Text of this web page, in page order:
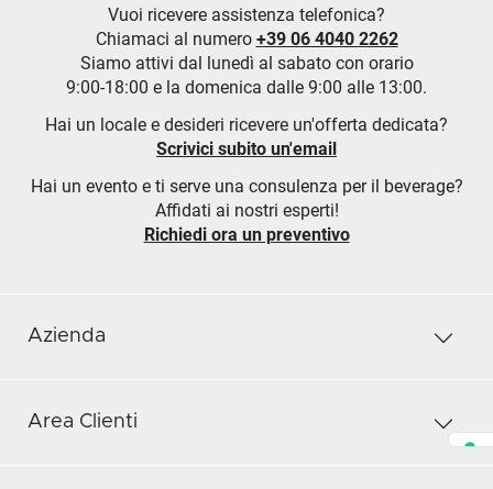
Vuoi ricevere assistenza telefonica?
Chiamaci al numero +39 06 4040 2262
Siamo attivi dal lunedì al sabato con orario
9:00-18:00 e la domenica dalle 9:00 alle 13:00.
Hai un locale e desideri ricevere un'offerta dedicata?
Scrivici subito un'email
Hai un evento e ti serve una consulenza per il beverage?
Affidati ai nostri esperti!
Richiedi ora un preventivo
Azienda
Area Clienti